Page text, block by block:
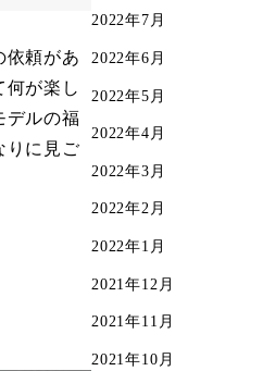
依頼があ
何が楽し
デルの福
りに見ご
2022年7月
2022年6月
2022年5月
2022年4月
2022年3月
2022年2月
2022年1月
2021年12月
2021年11月
2021年10月